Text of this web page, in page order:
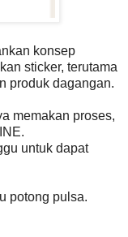
konsep
sticker, terutama
produk dagangan.
memakan proses,
untuk dapat
potong pulsa.